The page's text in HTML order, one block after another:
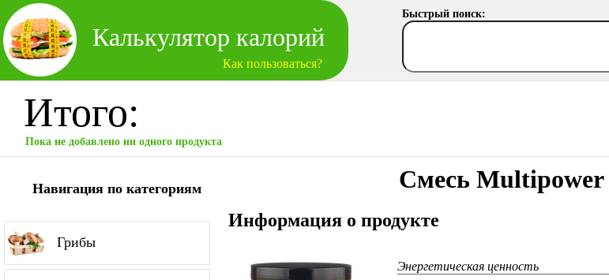
Калькулятор калорий
Как пользоваться?
Быстрый поиск:
Итого:
Пока не добавлено ни одного продукта
Навигация по категориям
Грибы
Смесь Multipower
Информация о продукте
Энергетическая ценность